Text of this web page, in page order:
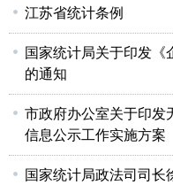
江苏省统计条例
国家统计局关于印发《
的通知
市政府办公室关于印发
信息公示工作实施方案
国家统计局政法司司长